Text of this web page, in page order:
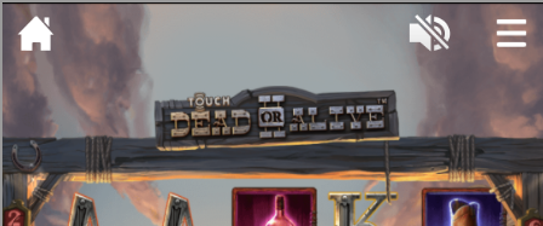
[object HTMLMetaElement]
пополнить счет